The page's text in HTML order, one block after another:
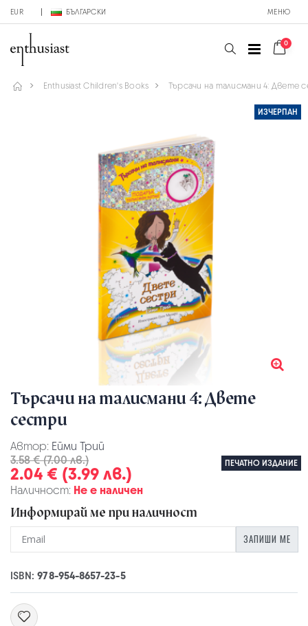
EUR БЪЛГАРСКИ МЕНЮ
0
Enthusiast Children's Books Търсачи на талисмани 4: Двете
ИЗЧЕРПАН
Търсачи на талисмани 4: Двете
сестри
Автор: Ейми Трий
3.58 € (7.00 лв.)
2.04 € (3.99 лв.) ПЕЧАТНО ИЗДАНИЕ
Наличност: Не е наличен
Информирай ме при наличност
ЗАПИШИ МЕ
ISBN:978-954-8657-23-5